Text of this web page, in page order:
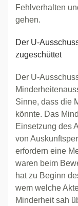
Fehlverhalten
gehen.
Der U-
zugeschüttet
Der U-
Sinne, dass die
könnte. Das
Einsetzung des
von
erfordern eine
waren beim
hat zu Beginn
wem welche
Minderheit sah